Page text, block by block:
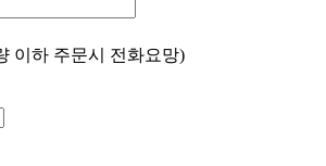
이하 주문시 전화요망)